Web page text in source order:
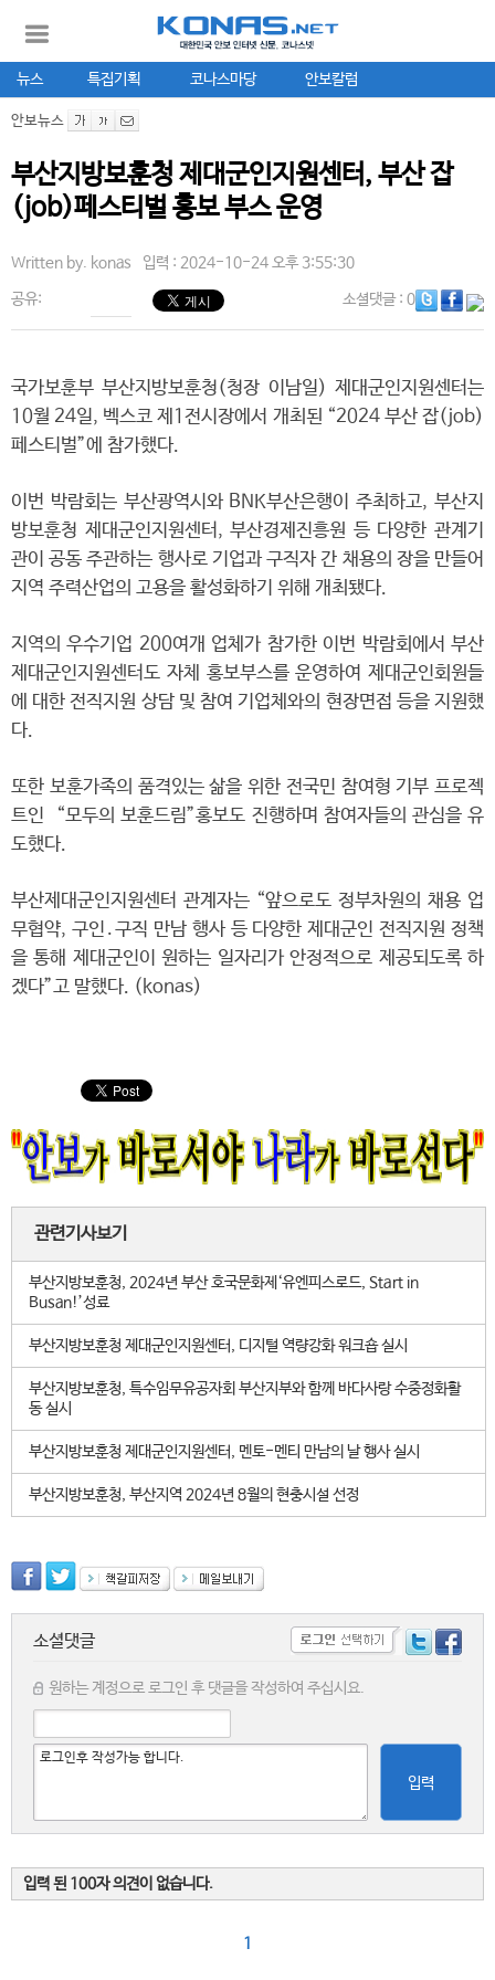
뉴스 특집기획 코나스마당 안보칼럼
안보뉴스
부산지방보훈청 제대군인지원센터, 부산 잡
(job)페스티벌 홍보 부스 운영
Written by. konas 입력 : 2024-10-24 오후 3:55:30
공유: 소셜댓글: 0
국가보훈부 부산지방보훈청(청장 이남일) 제대군인지원센터는
10월 24일, 벡스코 제1전시장에서 개최된 “2024 부산 잡(job)
페스티벌”에 참가했다.
이번 박람회는 부산광역시와 BNK부산은행이 주최하고, 부산지
방보훈청 제대군인지원센터, 부산경제진흥원 등 다양한 관계기
관이 공동 주관하는 행사로 기업과 구직자 간 채용의 장을 만들어
지역 주력산업의 고용을 활성화하기 위해 개최됐다.
지역의 우수기업 200여개 업체가 참가한 이번 박람회에서 부산
제대군인지원센터도 자체 홍보부스를 운영하여 제대군인회원들
에 대한 전직지원 상담 및 참여 기업체와의 현장면접 등을 지원했
다.
또한 보훈가족의 품격있는 삶을 위한 전국민 참여형 기부 프로젝
트인 “모두의 보훈드림”홍보도 진행하며 참여자들의 관심을 유
도했다.
부산제대군인지원센터 관계자는 “앞으로도 정부차원의 채용 업
무협약, 구인․구직 만남 행사 등 다양한 제대군인 전직지원 정책
을 통해 제대군인이 원하는 일자리가 안정적으로 제공되도록 하
겠다”고 말했다. (konas)
관련기사보기
부산지방보훈청, 2024년 부산 호국문화제‘유엔피스로드, Start in
Busan!’성료
부산지방보훈청 제대군인지원센터, 디지털 역량강화 워크숍 실시
부산지방보훈청, 특수임무유공자회 부산지부와 함께 바다사랑 수중정화활
동 실시
부산지방보훈청 제대군인지원센터, 멘토-멘티 만남의 날 행사 실시
부산지방보훈청, 부산지역 2024년 8월의 현충시설 선정
소셜댓글
원하는 계정으로 로그인 후 댓글을 작성하여 주십시요.
입력
입력 된 100자 의견이 없습니다.
1